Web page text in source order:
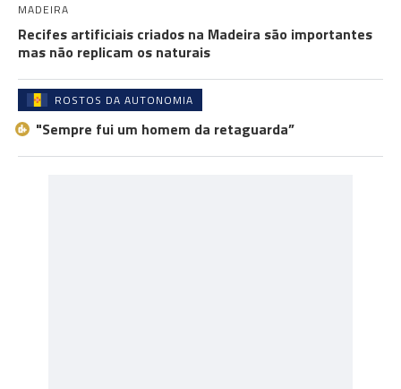
MADEIRA
Recifes artificiais criados na Madeira são importantes
mas não replicam os naturais
ROSTOS DA AUTONOMIA
"Sempre fui um homem da retaguarda”